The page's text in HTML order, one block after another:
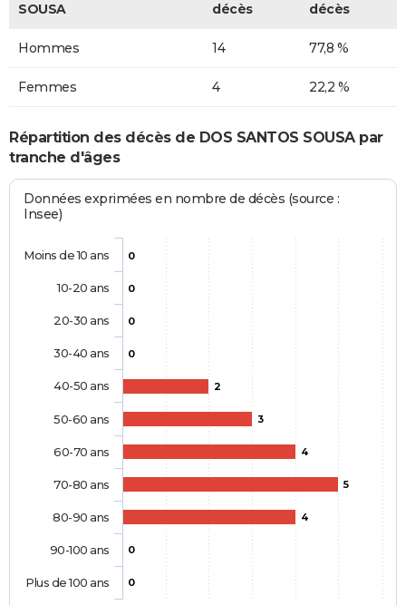
SOUSA
décès
décès
Hommes 14 77,8 %
Femmes 4 22,2 %
Répartition des décès de DOS SANTOS SOUSA par
tranche d'âges
Données exprimées en nombre de décès (source :
Insee)
0
0
0
0
2
3
4
5
4
0
0
Moins de 10 ans
10-20 ans
20-30 ans
30-40 ans
40-50 ans
50-60 ans
60-70 ans
70-80 ans
80-90 ans
90-100 ans
Plus de 100 ans